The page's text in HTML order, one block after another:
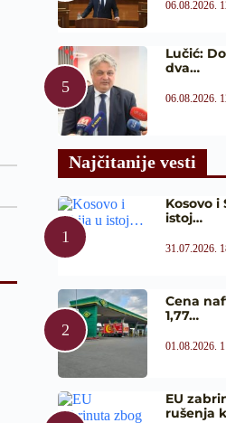
06.08.2026.
Lučić:
dva…
06.08.2026.
Najčitanije vesti
Kosovo i
istoj…
31.07.2026.
Cena
1,77…
01.08.2026.
EU
rušenja